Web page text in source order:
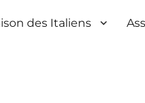
des Italiens